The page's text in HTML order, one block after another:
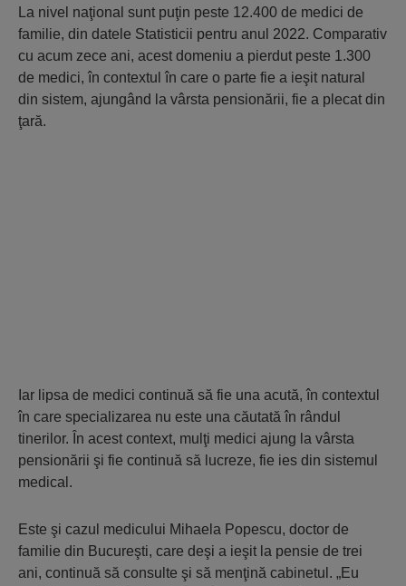
La nivel naţional sunt puţin peste 12.400 de medici de
familie, din datele Statisticii pentru anul 2022. Comparativ
cu acum zece ani, acest domeniu a pierdut peste 1.300
de medici, în contextul în care o parte fie a ieşit natural
din sistem, ajungând la vârsta pensionării, fie a plecat din
ţară.
Iar lipsa de medici continuă să fie una acută, în contextul
în care specializarea nu este una căutată în rândul
tinerilor. În acest context, mulţi medici ajung la vârsta
pensionării şi fie continuă să lucreze, fie ies din sistemul
medical.
Este şi cazul medicului Mihaela Popescu, doctor de
familie din Bucureşti, care deşi a ieşit la pensie de trei
ani, continuă să consulte şi să menţină cabinetul. „Eu